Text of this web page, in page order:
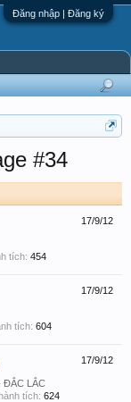
Đăng nhập | Đăng ký
#34
17/9/12
tích: 454
17/9/12
tích: 604
17/9/12
ĐẮC LẮC
tích: 624